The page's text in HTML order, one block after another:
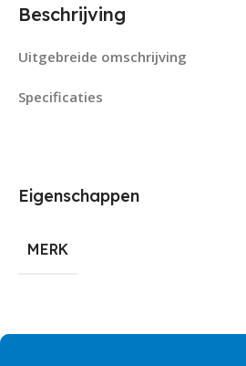
Beschrijving
Uitgebreide omschrijving
Specificaties
Eigenschappen
MERK